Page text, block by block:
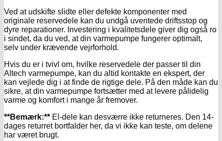
Ved at udskifte slidte eller defekte komponenter med
originale reservedele kan du undgå uventede driftsstop og
dyre reparationer. Investering i kvalitetsdele giver dig også ro
i sindet, da du ved, at din varmepumpe fungerer optimalt,
selv under krævende vejrforhold.
Hvis du er i tvivl om, hvilke reservedele der passer til din
Altech varmepumpe, kan du altid kontakte en ekspert, der
kan vejlede dig i at finde de rigtige dele. På den måde kan du
sikre, at din varmepumpe fortsætter med at levere pålidelig
varme og komfort i mange år fremover.
**Bemærk:** El-dele kan desværre ikke returneres. Den 14-
dages returret bortfalder her, da vi ikke kan teste, om delene
har været brugt.